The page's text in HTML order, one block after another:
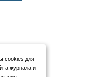
cookies для
журнала и